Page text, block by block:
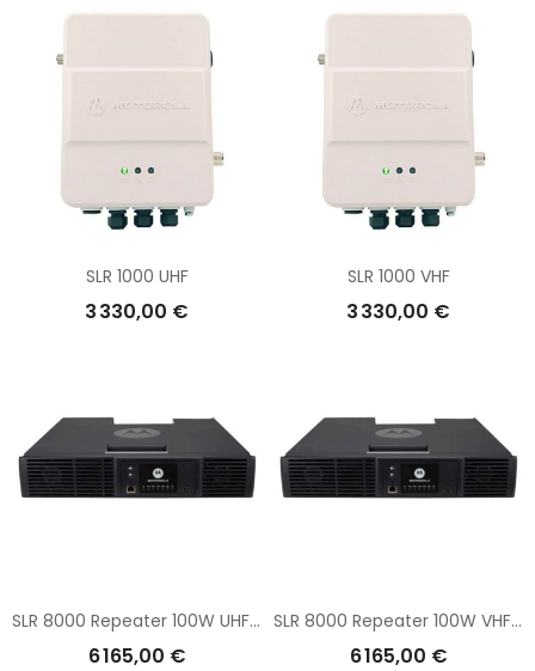
SLR 1000 UHF
3 330,00 €
SLR 1000 VHF
3 330,00 €
SLR 8000 Repeater 100W UHF (400-470 MHz)
6 165,00 €
SLR 8000 Repeater 100W VHF (136-174 MHz)
6 165,00 €